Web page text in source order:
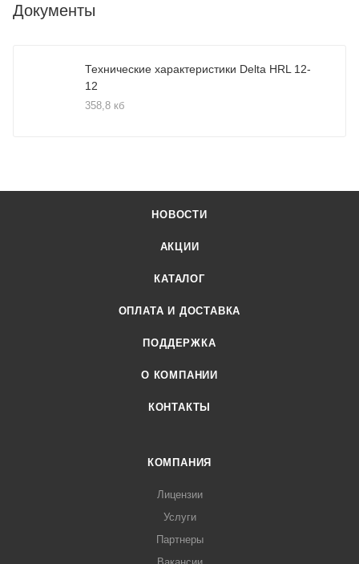
Документы
Технические характеристики Delta HRL 12-
12
358,8 кб
НОВОСТИ
АКЦИИ
КАТАЛОГ
ОПЛАТА И ДОСТАВКА
ПОДДЕРЖКА
О КОМПАНИИ
КОНТАКТЫ
КОМПАНИЯ
Лицензии
Услуги
Партнеры